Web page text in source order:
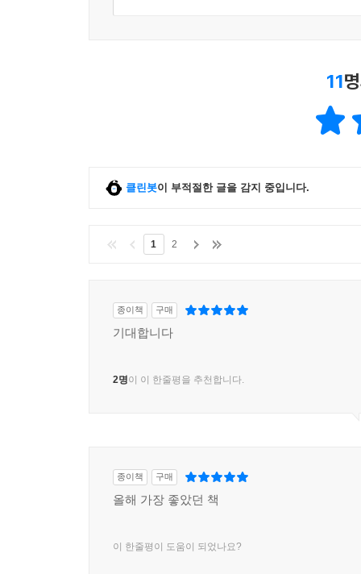
11
클린봇이 부적절한 글을 감지 중입니다.
1 2
종이책 구매
기대합니다
2명이 이 한줄평을 추천합니다.
종이책 구매
올해 가장 좋았던 책
이 한줄평이 도움이 되었나요?